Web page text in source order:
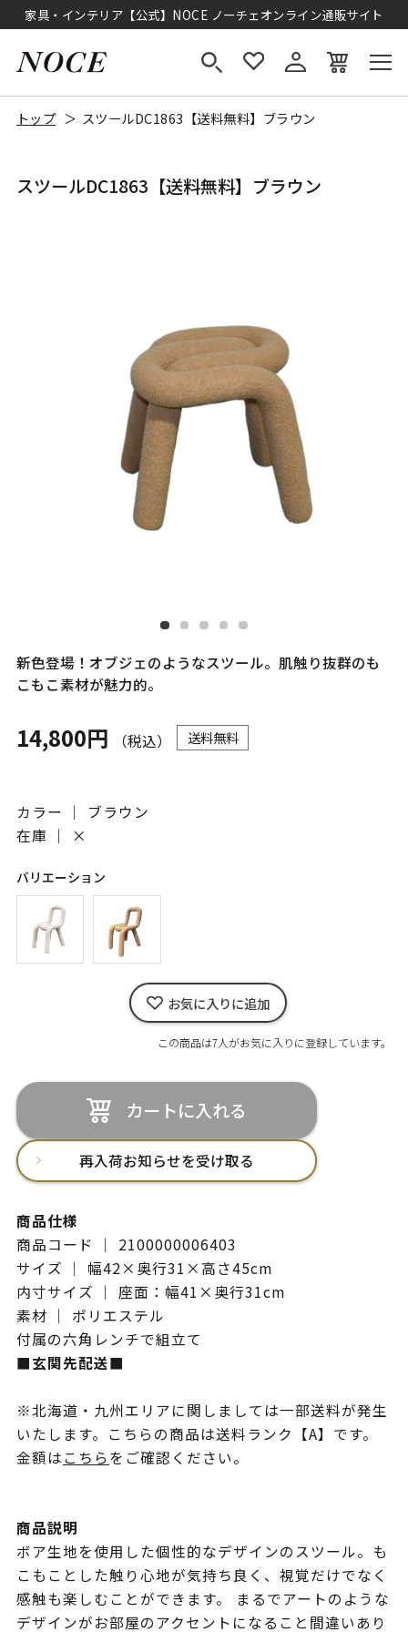
家具・インテリア【公式】NOCE ノーチェオンライン通販サイト
トップ スツールDC1863【送料無料】ブラウン
スツールDC1863【送料無料】ブラウン
新色登場！オブジェのようなスツール。肌触り抜群のも
こもこ素材が魅力的。
14,800円 （税込） 送料無料
カラー ｜ ブラウン
在庫 ｜
×
バリエーション
お気に入りに追加
この商品は7人がお気に入りに登録しています。
カートに入れる
再入荷お知らせを受け取る
商品仕様
商品コード ｜ 2100000006403
サイズ ｜ 幅42×奥行31×高さ45cm
内寸サイズ ｜ 座面：幅41×奥行31cm
素材 ｜ ポリエステル
付属の六角レンチで組立て
■玄関先配送■
※北海道・九州エリアに関しましては一部送料が発生
いたします。こちらの商品は送料ランク【A】です。
金額はこちらをご確認ください。
商品説明
ボア生地を使用した個性的なデザインのスツール。も
こもことした触り心地が気持ち良く、視覚だけでなく
感触も楽しむことができます。 まるでアートのような
デザインがお部屋のアクセントになること間違いあり